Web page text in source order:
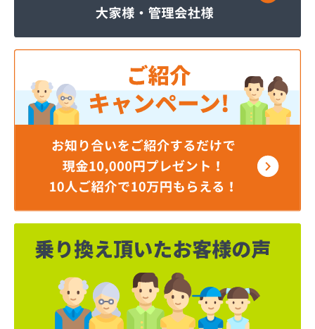
ファーストガスシステム(株)
ミツワプロパンガス協同組合
ミライフ(株) 神奈川支店 相模原オフィス
ミライフ(株) 神奈川支店藤沢オフィス
ヤベライフパートナー(株)
レモンガス(株)
芦垣商店
伊藤商事(株)
井上秀商事(有)
臼井商店
臼井燃料店
遠藤商店
横須賀ガス(有)
横浜ゼネラルプロパンガス協同組合
横浜瓦斯協同組合
横浜市ＬＰガス災害対策事業協同組合
横浜南ガス協同組合